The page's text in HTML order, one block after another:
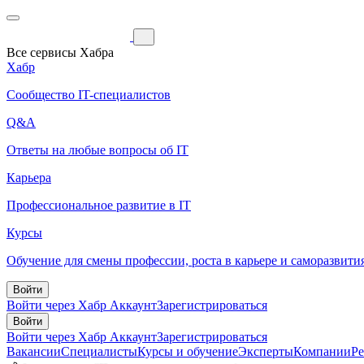
Все сервисы Хабра
Хабр
Сообщество IT-специалистов
Q&A
Ответы на любые вопросы об IT
Карьера
Профессиональное развитие в IT
Курсы
Обучение для смены профессии, роста в карьере и
Войти
Войти через Хабр АккаунтЗарегистрироваться
Войти
Войти через Хабр АккаунтЗарегистрироваться
ВакансииСпециалистыКурсы и обучениеЭкспертыКомпании